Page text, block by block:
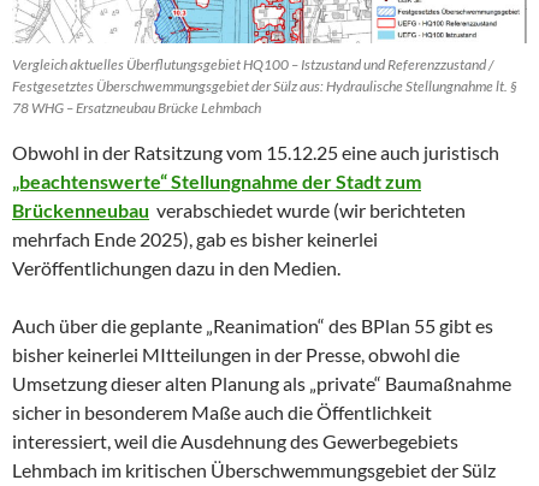
Vergleich aktuelles Überflutungsgebiet HQ100 – Istzustand und Referenzzustand /
Festgesetztes Überschwemmungsgebiet der Sülz aus: Hydraulische Stellungnahme lt. §
78 WHG – Ersatzneubau Brücke Lehmbach
Obwohl in der Ratsitzung vom 15.12.25 eine auch juristisch
„beachtenswerte“ Stellungnahme der Stadt zum
Brückenneubau verabschiedet wurde (wir berichteten
mehrfach Ende 2025), gab es bisher keinerlei
Veröffentlichungen dazu in den Medien.
Auch über die geplante „Reanimation“ des BPlan 55 gibt es
bisher keinerlei MItteilungen in der Presse, obwohl die
Umsetzung dieser alten Planung als „private“ Baumaßnahme
sicher in besonderem Maße auch die Öffentlichkeit
interessiert, weil die Ausdehnung des Gewerbegebiets
Lehmbach im kritischen Überschwemmungsgebiet der Sülz